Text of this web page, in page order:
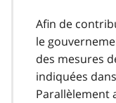
Afin de
le
des mesures
indiquées
Parallèlement